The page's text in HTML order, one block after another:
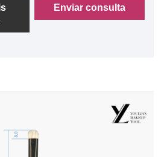
em fornecer um serviço
Melhor escova de
Enviar consulta